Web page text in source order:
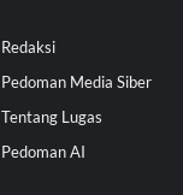
Redaksi
Pedoman Media Siber
Tentang Lugas
Pedoman AI